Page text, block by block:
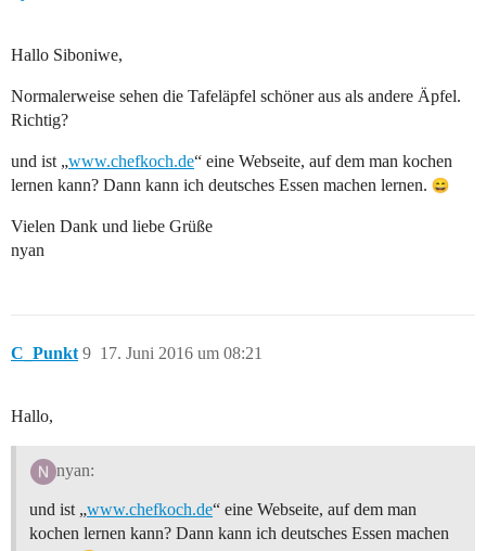
Hallo Siboniwe,
Normalerweise sehen die Tafeläpfel schöner aus als andere Äpfel.
Richtig?
und ist „www.chefkoch.de“ eine Webseite, auf dem man kochen
lernen kann? Dann kann ich deutsches Essen machen lernen.
Vielen Dank und liebe Grüße
nyan
C_Punkt 17. Juni 2016 um 08:21
9
Hallo,
nyan:
und ist „www.chefkoch.de“ eine Webseite, auf dem man
kochen lernen kann? Dann kann ich deutsches Essen machen